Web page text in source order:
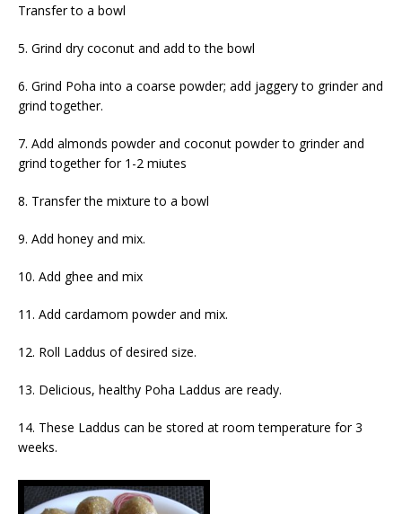
Transfer to a bowl
5. Grind dry coconut and add to the bowl
6. Grind Poha into a coarse powder; add jaggery to grinder and
grind together.
7. Add almonds powder and coconut powder to grinder and
grind together for 1-2 miutes
8. Transfer the mixture to a bowl
9. Add honey and mix.
10. Add ghee and mix
11. Add cardamom powder and mix.
12. Roll Laddus of desired size.
13. Delicious, healthy Poha Laddus are ready.
14. These Laddus can be stored at room temperature for 3
weeks.